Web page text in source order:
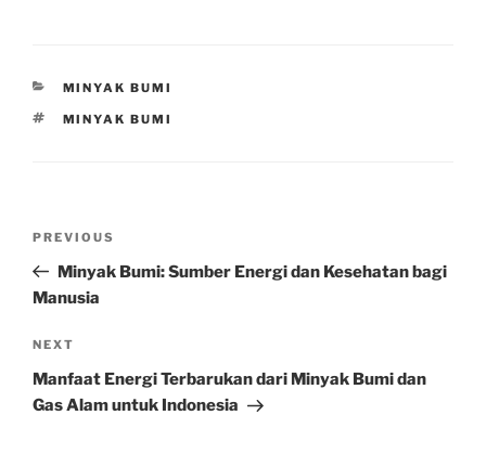
CATEGORIES
MINYAK BUMI
TAGS
MINYAK BUMI
Previous
Post
PREVIOUS
Minyak Bumi: Sumber Energi dan Kesehatan bagi
Manusia
Next
Post
NEXT
Manfaat Energi Terbarukan dari Minyak Bumi dan
Gas Alam untuk Indonesia